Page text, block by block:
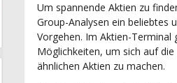
Um spannende Aktien zu
Group-Analysen ein beliebtes
Vorgehen. Im Aktien-Terminal
Möglichkeiten, um sich auf die
ähnlichen Aktien zu machen.